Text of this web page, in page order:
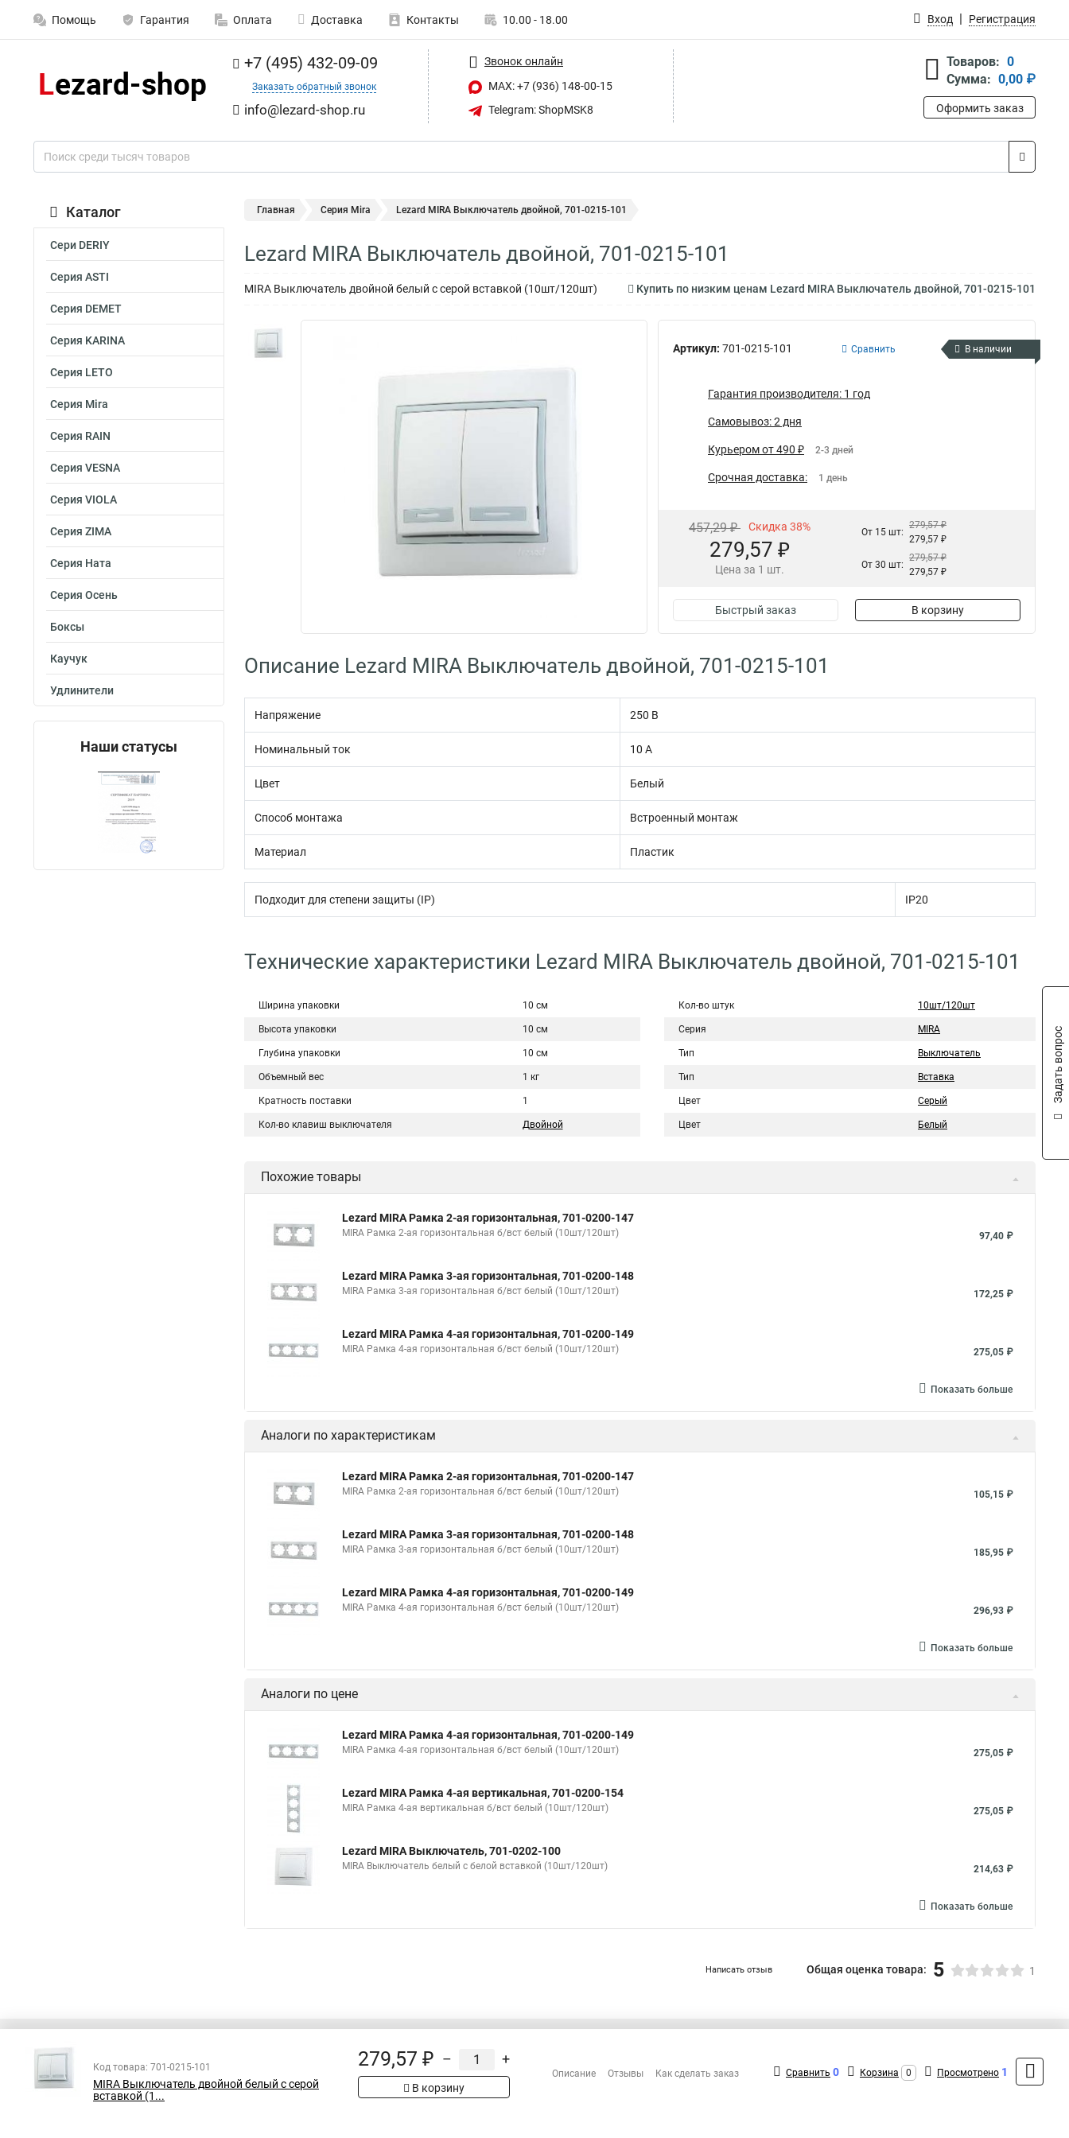
Помощь Гарантия Оплата Доставка Контакты 10.00 - 18.00 Вход Регистрация
+7 (495) 432-09-09
Заказать обратный звонок
info@lezard-shop.ru
Звонок онлайн
MAX: +7 (936) 148-00-15
Telegram: ShopMSK8
Товаров: 0
Сумма: 0,00 ₽
Оформить заказ
Каталог
Сери DERIY
Серия ASTI
Серия DEMET
Серия KARINA
Серия LETO
Серия Mira
Серия RAIN
Серия VESNA
Серия VIOLA
Серия ZIMA
Серия Ната
Серия Осень
Боксы
Каучук
Удлинители
Наши статусы
Главная Серия Mira Lezard MIRA Выключатель двойной, 701-0215-101
Lezard MIRA Выключатель двойной, 701-0215-101
MIRA Выключатель двойной белый с серой вставкой (10шт/120шт) Купить по низким ценам Lezard MIRA Выключатель двойной, 701-0215-101
Артикул: 701-0215-101 Сравнить В наличии
Гарантия производителя: 1 год
Самовывоз: 2 дня
Курьером от 490 ₽ 2-3 дней
Срочная доставка: 1 день
457,29 ₽ Скидка 38%
279,57 ₽
Цена за 1 шт.
От 15 шт:
279,57 ₽
279,57 ₽
От 30 шт:
279,57 ₽
279,57 ₽
Быстрый заказ В корзину
Описание Lezard MIRA Выключатель двойной, 701-0215-101
Напряжение 250 В
Номинальный ток 10 А
Цвет Белый
Способ монтажа Встроенный монтаж
Материал Пластик
Подходит для степени защиты (IP) IP20
Технические характеристики Lezard MIRA Выключатель двойной, 701-0215-101
Ширина упаковки 10 см
Высота упаковки 10 см
Глубина упаковки 10 см
Объемный вес 1 кг
Кратность поставки 1
Кол-во клавиш выключателя Двойной
Кол-во штук 10шт/120шт
Серия MIRA
Тип Выключатель
Тип Вставка
Цвет Серый
Цвет Белый
Похожие товары
Lezard MIRA Рамка 2-ая горизонтальная, 701-0200-147
MIRA Рамка 2-ая горизонтальная б/вст белый (10шт/120шт) 97,40 ₽
Lezard MIRA Рамка 3-ая горизонтальная, 701-0200-148
MIRA Рамка 3-ая горизонтальная б/вст белый (10шт/120шт) 172,25 ₽
Lezard MIRA Рамка 4-ая горизонтальная, 701-0200-149
MIRA Рамка 4-ая горизонтальная б/вст белый (10шт/120шт) 275,05 ₽
Показать больше
Аналоги по характеристикам
Lezard MIRA Рамка 2-ая горизонтальная, 701-0200-147
MIRA Рамка 2-ая горизонтальная б/вст белый (10шт/120шт) 105,15 ₽
Lezard MIRA Рамка 3-ая горизонтальная, 701-0200-148
MIRA Рамка 3-ая горизонтальная б/вст белый (10шт/120шт) 185,95 ₽
Lezard MIRA Рамка 4-ая горизонтальная, 701-0200-149
MIRA Рамка 4-ая горизонтальная б/вст белый (10шт/120шт) 296,93 ₽
Показать больше
Аналоги по цене
Lezard MIRA Рамка 4-ая горизонтальная, 701-0200-149
MIRA Рамка 4-ая горизонтальная б/вст белый (10шт/120шт) 275,05 ₽
Lezard MIRA Рамка 4-ая вертикальная, 701-0200-154
MIRA Рамка 4-ая вертикальная б/вст белый (10шт/120шт) 275,05 ₽
Lezard MIRA Выключатель, 701-0202-100
MIRA Выключатель белый с белой вставкой (10шт/120шт) 214,63 ₽
Показать больше
Написать отзыв Общая оценка товара: 5 1
Все права защищены
Сотрудничество
+7 (495) 432-09-09
MAX: +7 (936) 148-00-15
Код товара: 701-0215-101
MIRA Выключатель двойной белый с серой
вставкой (1...
279,57 ₽ – +
В корзину
Описание Отзывы Как сделать заказ Сравнить 0 Корзина 0 Просмотрено 1
Задать вопрос